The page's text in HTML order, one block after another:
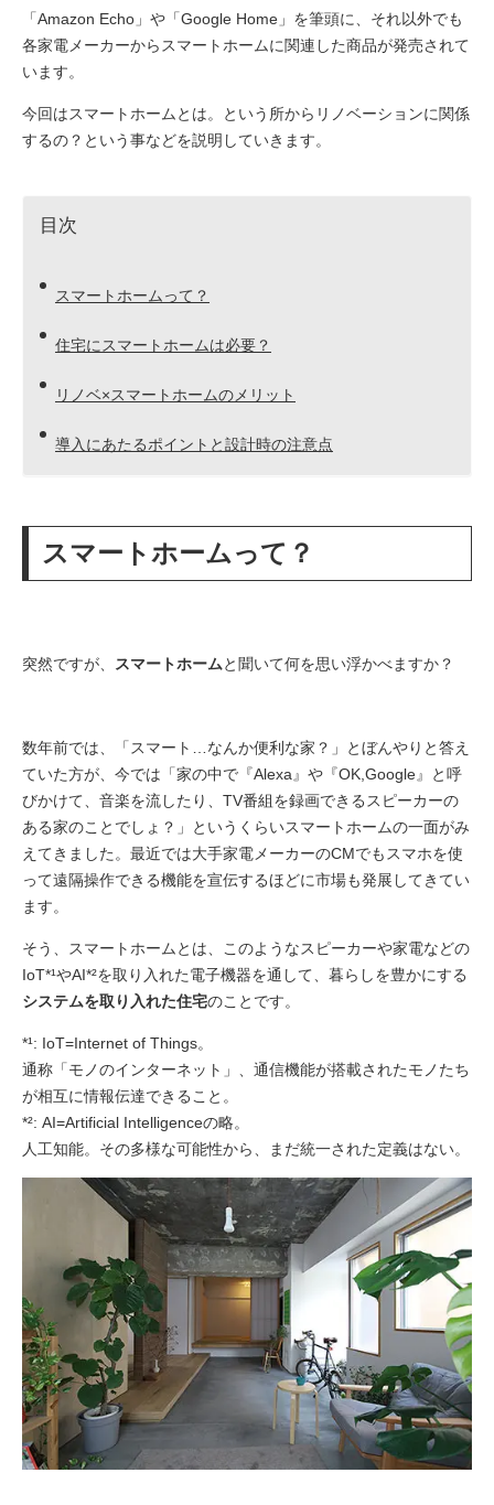
「Amazon Echo」や「Google Home」を筆頭に、それ以外でも
各家電メーカーからスマートホームに関連した商品が発売されて
います。
今回はスマートホームとは。という所からリノベーションに関係
するの？という事などを説明していきます。
目次
スマートホームって？
住宅にスマートホームは必要？
リノベ×スマートホームのメリット
導入にあたるポイントと設計時の注意点
スマートホームって？
突然ですが、 スマートホームと聞いて何を思い浮かべますか？
数年前では、「スマート…なんか便利な家？」とぼんやりと答え
ていた方が、今では「家の中で『Alexa』や『OK,Google』と呼
びかけて、音楽を流したり、TV番組を録画できるスピーカーの
ある家のことでしょ？」というくらいスマートホームの一面がみ
えてきました。最近では大手家電メーカーのCMでもスマホを使
って遠隔操作できる機能を宣伝するほどに市場も発展してきてい
ます。
そう、スマートホームとは、このようなスピーカーや家電などの
IoT*¹やAI*²を取り入れた電子機器を通して、暮らしを豊かにする
システムを取り入れた住宅のことです。
*¹: IoT=Internet of Things。
通称「モノのインターネット」、通信機能が搭載されたモノたち
が相互に情報伝達できること。
*²: AI=Artificial Intelligenceの略。
人工知能。その多様な可能性から、まだ統一された定義はない。